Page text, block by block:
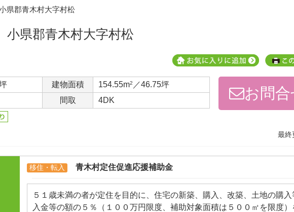
県郡青木村大字村松
小県郡青木村大字村松
建物面積 154.55m2 ／46.75坪
間取
4DK お問合
最終
移住・転入 青木村定住促進応援補助金
５１歳未満の者が定住を目的に、住宅の新築、購入、改築、土地の購
入金等の額の５％（１００万円限度、補助対象面積は５００㎡を限度）